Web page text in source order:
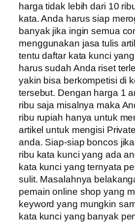
harga tidak lebih dari 10
kata. Anda harus siap
banyak jika ingin semua
menggunakan jasa tulis
tentu daftar kata kunci
harus sudah Anda riset
yakin bisa berkompetisi di
tersebut. Dengan harga 1
ribu saja misalnya maka
ribu rupiah hanya untuk
artikel untuk mengisi
anda. Siap-siap boncos
ribu kata kunci yang ada
kata kunci yang ternyata
sulit. Masalahnya
pemain online shop yang
keyword yang mungkin
kata kunci yang banyak